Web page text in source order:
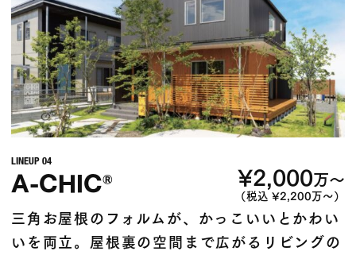
LINEUP 04
A-CHIC® ¥2,000万〜
（税込 ¥2,200万〜）
三角お屋根のフォルムが、かっこいいとかわい
いを両立。屋根裏の空間まで広がるリビングの